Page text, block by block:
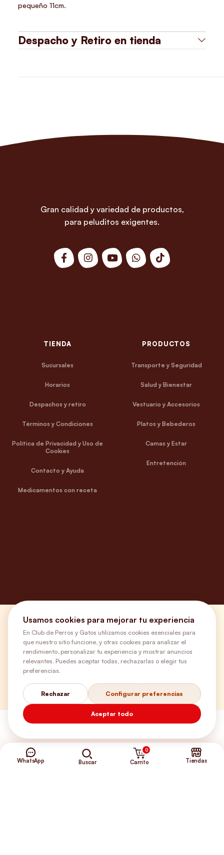
pequeño 11cm.
Despacho y Retiro en tienda
Gran calidad y variedad de productos,
para peluditos exigentes.
TIENDA
Sucursales
Horarios
Despachos y retiro
Términos y Condiciones
Política de Privacidad y Uso de
Cookies
Contacto y Ayuda
Medicamentos con receta
PRODUCTOS
Transporte y Seguridad
Salud y Bienestar
Vestuario y Accesorios
Platos y Bebederos
Camas y Estar
Entretención
¿Necesitas ayuda?
Envíos Gratis
+56 9 5646 8188
WhatsApp Buscar
0
Carrito Tiendas
Usamos cookies para mejorar tu experiencia
En Club de Perros y Gatos utilizamos cookies esenciales para
que nuestro sitio funcione, y otras cookies para analizar el
rendimiento, personalizar tu experiencia y mostrar anuncios
relevantes. Puedes aceptar todas, rechazarlas o elegir tus
preferencias.
Rechazar Configurar preferencias
Aceptar todo